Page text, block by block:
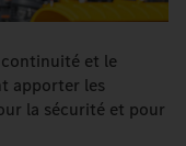
continuité et le
apporter les
la sécurité et pour